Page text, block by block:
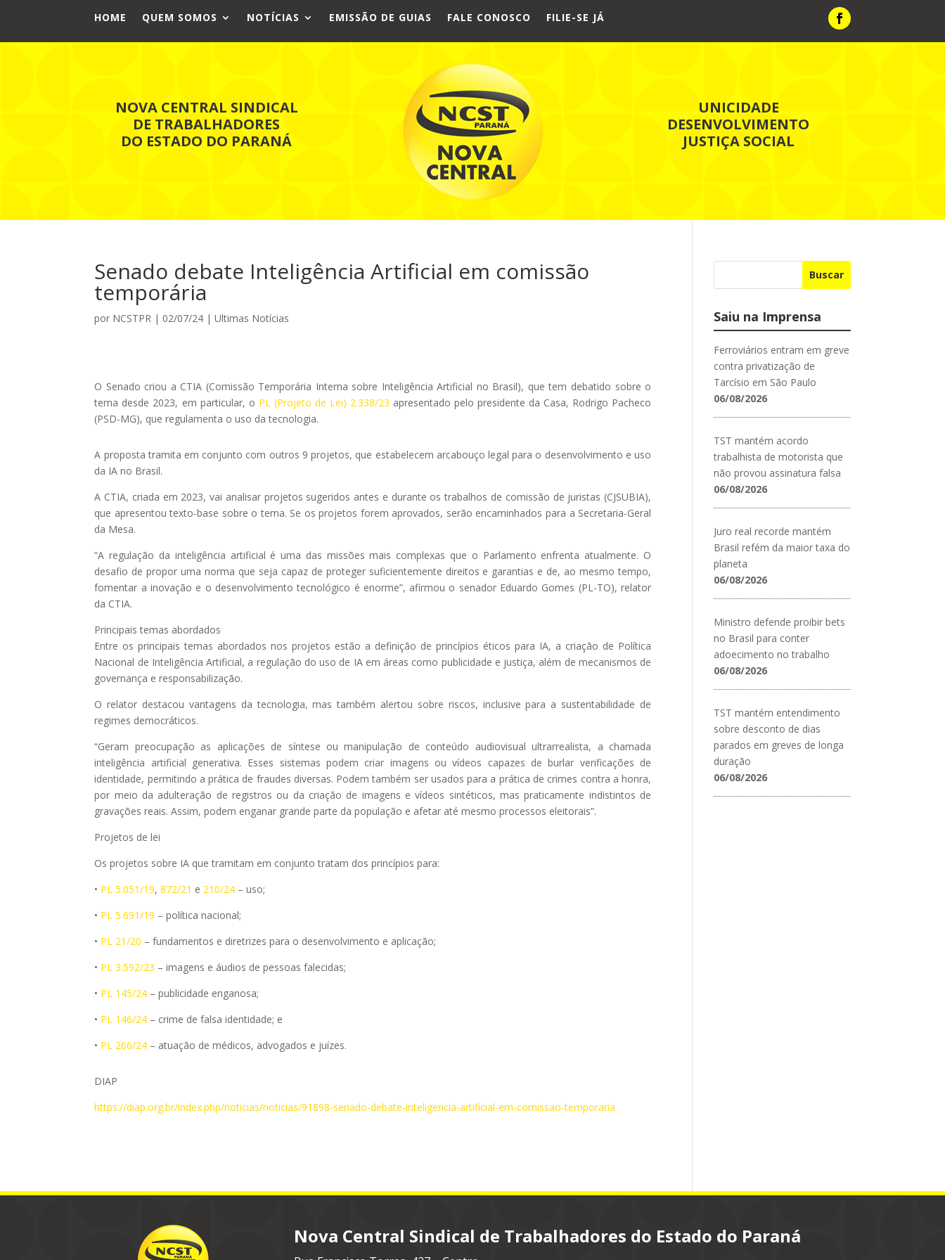
HOME QUEM SOMOS NOTÍCIAS EMISSÃO DE GUIAS FALE CONOSCO FILIE-SE JÁ
NOVA CENTRAL SINDICAL
DE TRABALHADORES
DO ESTADO DO PARANÁ
UNICIDADE
DESENVOLVIMENTO
JUSTIÇA SOCIAL
Senado debate Inteligência Artificial em comissão
temporária
por NCSTPR | 02/07/24 |Ultimas Notícias
O Senado criou a CTIA (Comissão Temporária Interna sobre Inteligência Artificial no Brasil), que tem debatido sobre o
tema desde 2023, em particular, o PL (Projeto de Lei) 2.338/23 apresentado pelo presidente da Casa, Rodrigo Pacheco
(PSD-MG), que regulamenta o uso da tecnologia.
A proposta tramita em conjunto com outros 9 projetos, que estabelecem arcabouço legal para o desenvolvimento e uso
da IA no Brasil.
A CTIA, criada em 2023, vai analisar projetos sugeridos antes e durante os trabalhos de comissão de juristas (CJSUBIA),
que apresentou texto-base sobre o tema. Se os projetos forem aprovados, serão encaminhados para a Secretaria-Geral
da Mesa.
“A regulação da inteligência artificial é uma das missões mais complexas que o Parlamento enfrenta atualmente. O
desafio de propor uma norma que seja capaz de proteger suficientemente direitos e garantias e de, ao mesmo tempo,
fomentar a inovação e o desenvolvimento tecnológico é enorme”, afirmou o senador Eduardo Gomes (PL-TO), relator
da CTIA.
Principais temas abordados
Entre os principais temas abordados nos projetos estão a definição de princípios éticos para IA, a criação de Política
Nacional de Inteligência Artificial, a regulação do uso de IA em áreas como publicidade e justiça, além de mecanismos de
governança e responsabilização.
O relator destacou vantagens da tecnologia, mas também alertou sobre riscos, inclusive para a sustentabilidade de
regimes democráticos.
“Geram preocupação as aplicações de síntese ou manipulação de conteúdo audiovisual ultrarrealista, a chamada
inteligência artificial generativa. Esses sistemas podem criar imagens ou vídeos capazes de burlar verificações de
identidade, permitindo a prática de fraudes diversas. Podem também ser usados para a prática de crimes contra a honra,
por meio da adulteração de registros ou da criação de imagens e vídeos sintéticos, mas praticamente indistintos de
gravações reais. Assim, podem enganar grande parte da população e afetar até mesmo processos eleitorais”.
Projetos de lei
Os projetos sobre IA que tramitam em conjunto tratam dos princípios para:
• PL 5.051/19,872/21 e 210/24 – uso;
• PL 5.691/19 – política nacional;
• PL 21/20 – fundamentos e diretrizes para o desenvolvimento e aplicação;
• PL 3.592/23 – imagens e áudios de pessoas falecidas;
• PL 145/24 – publicidade enganosa;
• PL 146/24 – crime de falsa identidade; e
• PL 266/24 – atuação de médicos, advogados e juízes.
DIAP
https://diap.org.br/index.php/noticias/noticias/91898-senado-debate-inteligencia-artificial-em-comissao-temporaria
Buscar
Saiu na Imprensa
Ferroviários entram em greve
contra privatização de
Tarcísio em São Paulo
06/08/2026
TST mantém acordo
trabalhista de motorista que
não provou assinatura falsa
06/08/2026
Juro real recorde mantém
Brasil refém da maior taxa do
planeta
06/08/2026
Ministro defende proibir bets
no Brasil para conter
adoecimento no trabalho
06/08/2026
TST mantém entendimento
sobre desconto de dias
parados em greves de longa
duração
06/08/2026
Nova Central Sindical de Trabalhadores do Estado do Paraná